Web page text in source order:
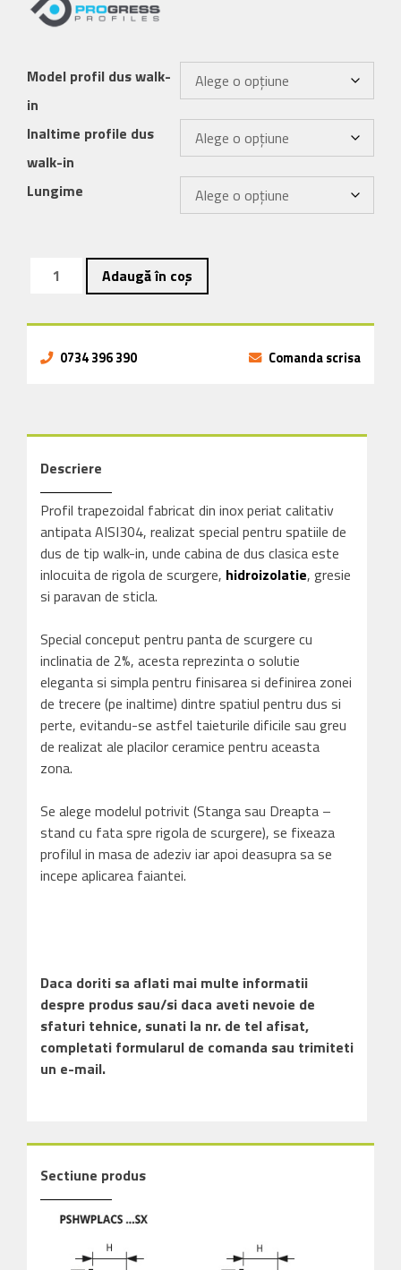
Model profil dus walk-
in
Inaltime profile dus
walk-in
Lungime
Cantitate
compensare
pardoseala-
walk-
Adaugă în coș
0734 396 390 Comanda scrisa
Sectiune produs
Descriere
Profil trapezoidal fabricat din inox periat calitativ
antipata AISI304, realizat special pentru spatiile de
dus de tip walk-in, unde cabina de dus clasica este
inlocuita de rigola de scurgere, hidroizolatie, gresie
si paravan de sticla.
Special conceput pentru panta de scurgere cu
inclinatia de 2%, acesta reprezinta o solutie
eleganta si simpla pentru finisarea si definirea zonei
de trecere (pe inaltime) dintre spatiul pentru dus si
perte, evitandu-se astfel taieturile dificile sau greu
de realizat ale placilor ceramice pentru aceasta
zona.
Se alege modelul potrivit (Stanga sau Dreapta –
stand cu fata spre rigola de scurgere), se fixeaza
profilul in masa de adeziv iar apoi deasupra sa se
incepe aplicarea faiantei.
Daca doriti sa aflati mai multe informatii
despre produs sau/si daca aveti nevoie de
sfaturi tehnice, sunati la nr. de tel afisat,
completati formularul de comanda sau trimiteti
un e-mail.